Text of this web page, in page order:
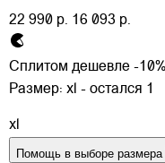
22 990 р. 16 093 р.
Сплитом дешевле -10%
Размер: xl - остался 1
xl
Помощь в выборе размера